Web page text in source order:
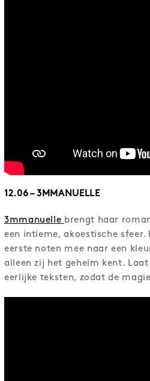
12.06 – 3MMANUELLE
3mmanuelle brengt haar
een intieme, akoestische
eerste noten mee naar een
alleen zij het geheim kent.
eerlijke teksten, zodat de